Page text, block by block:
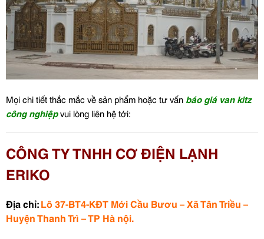
Mọi chi tiết thắc mắc về sản phẩm hoặc tư vấn báo giá van kitz
công nghiệpvui lòng liên hệ tới:
CÔNG TY TNHH CƠ ĐIỆN LẠNH
ERIKO
Địa chỉ:Lô 37-BT4-KĐT Mới Cầu Bươu – Xã Tân Triều –
Huyện Thanh Trì – TP Hà nội.